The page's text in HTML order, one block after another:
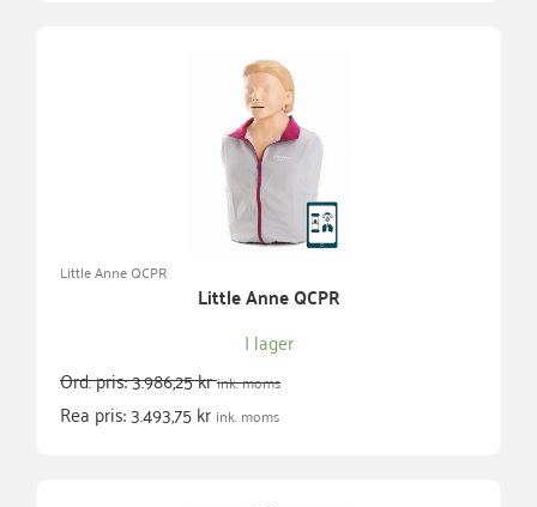
Little Anne QCPR
Little Anne QCPR
I lager
Ord. pris:3.986,25krink. moms
Rea pris:3.493,75kr ink. moms